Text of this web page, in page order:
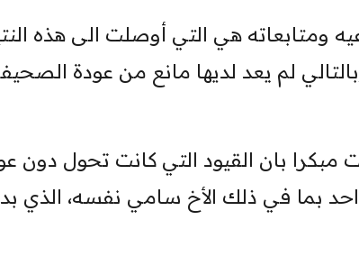
ومتابعاته هي التي أوصلت الى هذه
لم يعد لديها مانع من عودة
بان القيود التي كانت تحول دون
بما في ذلك الأخ سامي نفسه، الذي